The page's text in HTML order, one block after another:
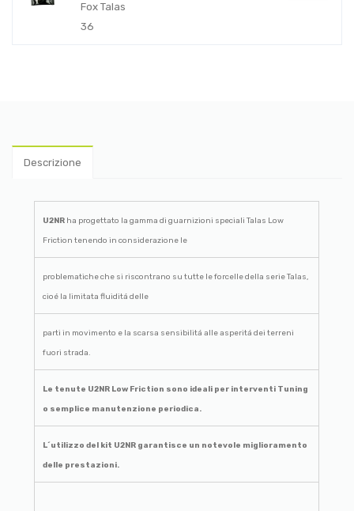
Fox Talas
36
Descrizione
U2NR ha progettato la gamma di guarnizioni speciali Talas Low
Friction tenendo in considerazione le
problematiche che si riscontrano su tutte le forcelle della serie Talas,
cioé la limitata fluiditá delle
parti in movimento e la scarsa sensibilitá alle asperitá dei terreni
fuori strada.
Le tenute U2NR Low Friction sono ideali per interventi Tuning
o semplice manutenzione periodica.
L´utilizzo del kit U2NR garantisce un notevole miglioramento
delle prestazioni.